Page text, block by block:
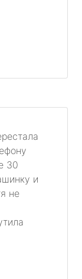
30
и
не